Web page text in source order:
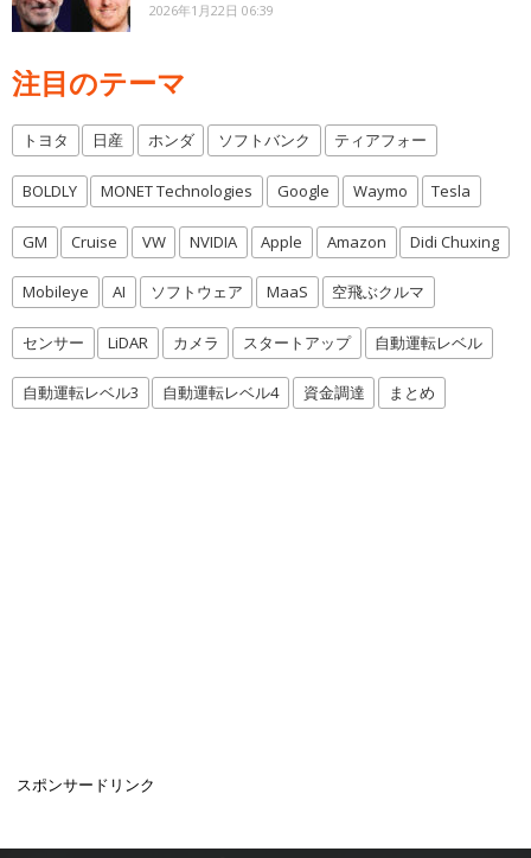
2026年1月22日 06:39
注目のテーマ
トヨタ 日産 ホンダ ソフトバンク ティアフォー
BOLDLY MONET Technologies Google Waymo Tesla
GM Cruise VW NVIDIA Apple Amazon Didi Chuxing
Mobileye AI ソフトウェア MaaS 空飛ぶクルマ
センサー LiDAR カメラ スタートアップ 自動運転レベル
自動運転レベル3 自動運転レベル4 資金調達 まとめ
スポンサードリンク